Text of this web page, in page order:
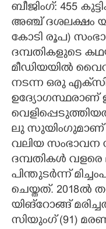
LITERATURE
CONTACT US
ബീജിംഗ്: 455
അഞ്ച് ദശലക്ഷം
കോടി രൂപ)
ദമ്പതികളുടെ
മീഡിയയിൽ
നടന്ന ഒരു
ഉദ്യോഗസ്ഥരാണ്
ലു സുയിംഗുമാണ്
വലിയ സംഭാവന
ദമ്പതികൾ വളരെ
പിന്തുടർന്ന്
ചെയ്തത്. 2018ൽ
യിങ്റോങ്ങ്
സിയുംഗ് (91)​